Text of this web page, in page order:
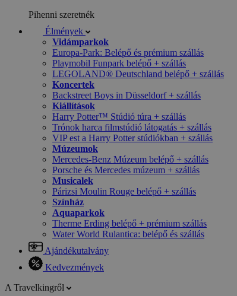
Pihenni szeretnék
Élmények
Vidámparkok
Europa-Park: Belépő és prémium szállás
Playmobil Funpark belépő + szállás
LEGOLAND® Deutschland belépő + szállás
Koncertek
Backstreet Boys in Düsseldorf + szállás
Kiállítások
Harry Potter™ Stúdió túra + szállás
Trónok harca filmstúdió látogatás + szállás
VIP est a Harry Potter stúdiókban + szállás
Múzeumok
Mercedes-Benz Múzeum belépő + szállás
Porsche és Mercedes múzeum + szállás
Musicalek
Párizsi Moulin Rouge belépő + szállás
Színház
Aquaparkok
Therme Erding belépő + prémium szállás
Water World Rulantica: belépő és szállás
Ajándékutalvány
Kedvezmények
A Travelkingről